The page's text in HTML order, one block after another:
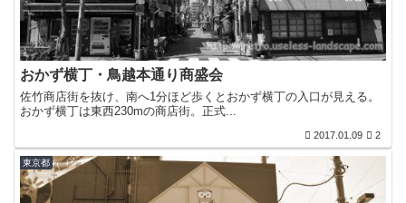
おかず横丁・鳥越本通り商盛会
佐竹商店街を抜け、南へ1分ほど歩くとおかず横丁の入口が見える。
おかず横丁は東西230mの商店街。正式...
2017.01.09 2
東京都